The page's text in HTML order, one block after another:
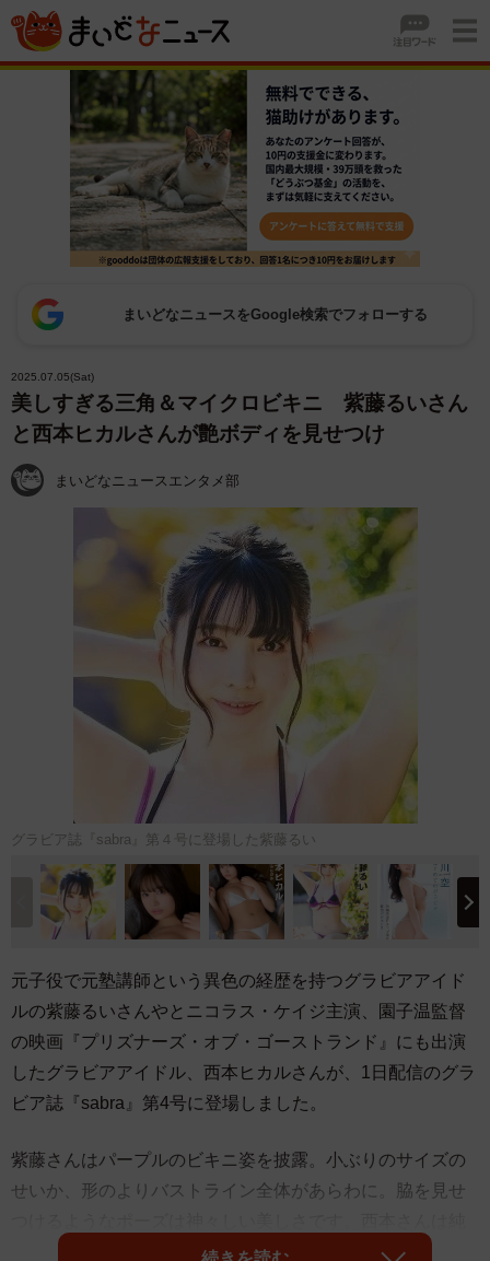
まいどなニュースをGoogle検索でフォローする
2025.07.05(Sat)
美しすぎる三角＆マイクロビキニ 紫藤るいさん
と西本ヒカルさんが艶ボディを見せつけ
まいどなニュースエンタメ部
グラビア誌『sabra』第４号に登場した紫藤るい
元子役で元塾講師という異色の経歴を持つグラビアアイド
ルの紫藤るいさんやとニコラス・ケイジ主演、園子温監督
の映画『プリズナーズ・オブ・ゴーストランド』にも出演
したグラビアアイドル、西本ヒカルさんが、1日配信のグラ
ビア誌『sabra』第4号に登場しました。
紫藤さんはパープルのビキニ姿を披露。小ぶりのサイズの
せいか、形のよりバストライン全体があらわに。脇を見せ
白三角ビキニという王道グラビア。極小ビキニのため、目